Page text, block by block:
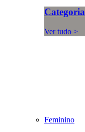
Categoria
Ver tudo >
Feminino